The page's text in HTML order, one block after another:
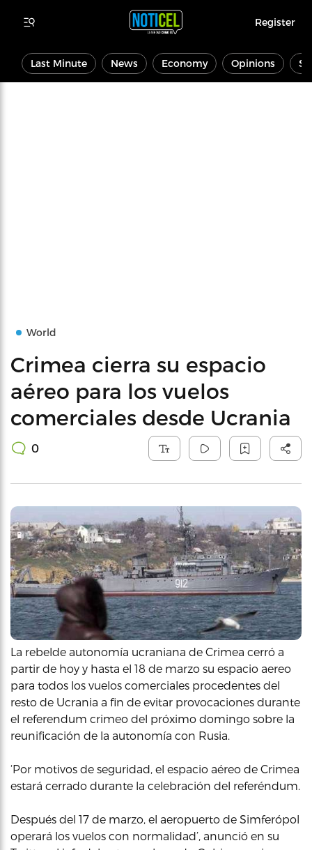
Register
Last Minute News Economy Opinions
World
Crimea cierra su espacio
aéreo para los vuelos
comerciales desde Ucrania
0
La rebelde autonomía ucraniana de Crimea cerró a
partir de hoy y hasta el 18 de marzo su espacio aereo
para todos los vuelos comerciales procedentes del
resto de Ucrania a fin de evitar provocaciones durante
el referendum crimeo del próximo domingo sobre la
reunificación de la autonomía con Rusia.
‘Por motivos de seguridad, el espacio aéreo de Crimea
estará cerrado durante la celebración del referéndum.
Después del 17 de marzo, el aeropuerto de Simferópol
operará los vuelos con normalidad’, anunció en su